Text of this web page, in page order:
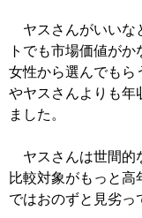
ヤスさんがいいな
トでも市場価値が
女性から選んでもら
やヤスさんよりも年
ました。
ヤスさんは世間的
比較対象がもっと
ではおのずと見劣っ